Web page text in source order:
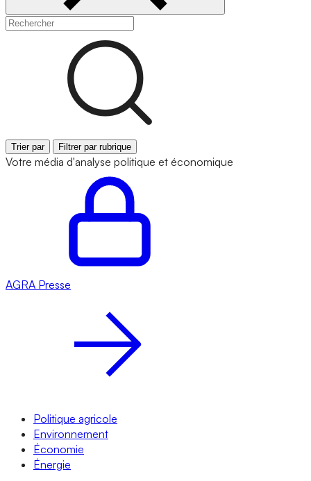
Trier par Filtrer par rubrique
Votre média d'analyse politique et économique
AGRA Presse
Politique agricole
Environnement
Économie
Énergie